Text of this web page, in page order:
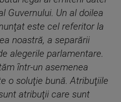
Guvernului. Un al doilea
este cel referitor la
noastră, a separării
alegerile parlamentare.
într-un asemenea
o soluţie bună. Atribuţiile
atribuţii care sunt